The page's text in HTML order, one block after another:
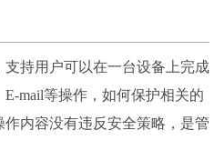
持用户可以在一台设备上完成
E-mail等操作，如何保护相关的
内容没有违反安全策略，是管